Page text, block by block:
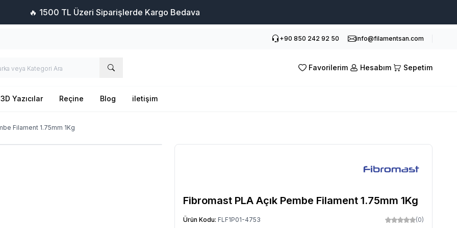
🔥 1500 TL Üzeri Siparişlerde Kargo Bedava
+90 850 242 92 50 info@filamentsan.com
Favorilerim Hesabım Sepetim
3D Yazıcılar Reçine Blog iletişim
Filament 1.75mm 1Kg
Fibromast PLA Açık Pembe Filament 1.75mm 1Kg
Ürün Kodu: FLF1P01-4753 (0)